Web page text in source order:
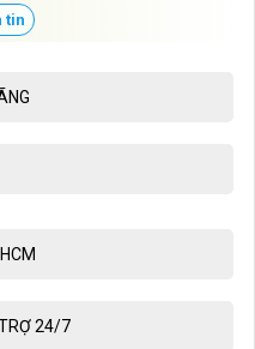
tin
24/7